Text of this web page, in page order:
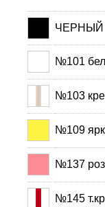
ЧЕРНЫЙ
№101
№103
№109
№137
№145